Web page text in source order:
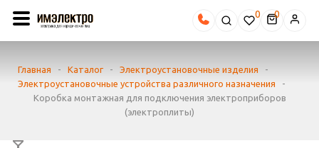
0
Главная - Каталог - Электроустановочные изделия
-
Электроустановочные устройства различного назначения
-
Коробка монтажная для подключения электроприборов
(электроплиты)